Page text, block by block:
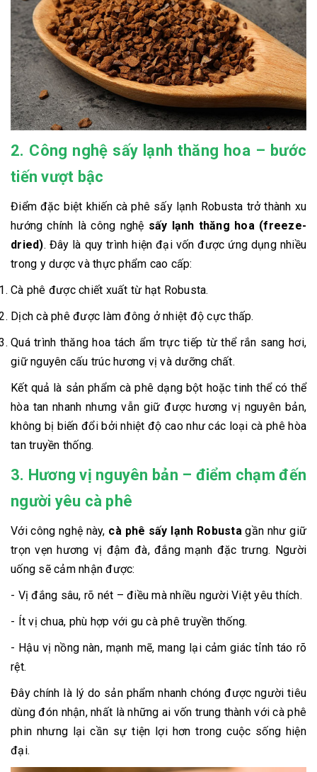
2. Công nghệ sấy lạnh thăng hoa – bước
tiến vượt bậc
Điểm đặc biệt khiến cà phê sấy lạnh Robusta trở thành xu
hướng chính là công nghệ sấy lạnh thăng hoa (freeze-
dried). Đây là quy trình hiện đại vốn được ứng dụng nhiều
trong y dược và thực phẩm cao cấp:
Cà phê được chiết xuất từ hạt Robusta.
Dịch cà phê được làm đông ở nhiệt độ cực thấp.
Quá trình thăng hoa tách ẩm trực tiếp từ thể rắn sang hơi,
giữ nguyên cấu trúc hương vị và dưỡng chất.
Kết quả là sản phẩm cà phê dạng bột hoặc tinh thể có thể
hòa tan nhanh nhưng vẫn giữ được hương vị nguyên bản,
không bị biến đổi bởi nhiệt độ cao như các loại cà phê hòa
tan truyền thống.
3. Hương vị nguyên bản – điểm chạm đến
người yêu cà phê
Với công nghệ này, cà phê sấy lạnh Robustagần như giữ
trọn vẹn hương vị đậm đà, đắng mạnh đặc trưng. Người
uống sẽ cảm nhận được:
- Vị đắng sâu, rõ nét – điều mà nhiều người Việt yêu thích.
- Ít vị chua, phù hợp với gu cà phê truyền thống.
- Hậu vị nồng nàn, mạnh mẽ, mang lại cảm giác tỉnh táo rõ
rệt.
Đây chính là lý do sản phẩm nhanh chóng được người tiêu
dùng đón nhận, nhất là những ai vốn trung thành với cà phê
phin nhưng lại cần sự tiện lợi hơn trong cuộc sống hiện
đại.